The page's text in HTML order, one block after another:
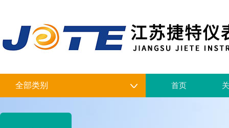
全部类别 首页